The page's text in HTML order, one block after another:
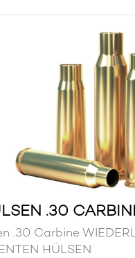
.30
.30 Carbine
HÜLSEN